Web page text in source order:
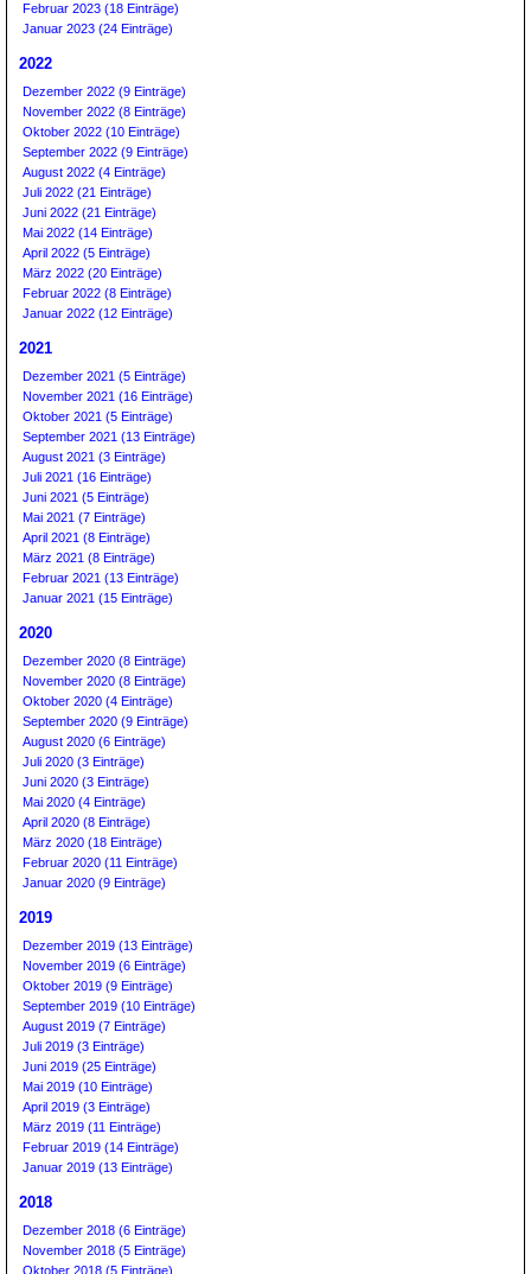
Februar 2023 (18 Einträge)
Januar 2023 (24 Einträge)
2022
Dezember 2022 (9 Einträge)
November 2022 (8 Einträge)
Oktober 2022 (10 Einträge)
September 2022 (9 Einträge)
August 2022 (4 Einträge)
Juli 2022 (21 Einträge)
Juni 2022 (21 Einträge)
Mai 2022 (14 Einträge)
April 2022 (5 Einträge)
März 2022 (20 Einträge)
Februar 2022 (8 Einträge)
Januar 2022 (12 Einträge)
2021
Dezember 2021 (5 Einträge)
November 2021 (16 Einträge)
Oktober 2021 (5 Einträge)
September 2021 (13 Einträge)
August 2021 (3 Einträge)
Juli 2021 (16 Einträge)
Juni 2021 (5 Einträge)
Mai 2021 (7 Einträge)
April 2021 (8 Einträge)
März 2021 (8 Einträge)
Februar 2021 (13 Einträge)
Januar 2021 (15 Einträge)
2020
Dezember 2020 (8 Einträge)
November 2020 (8 Einträge)
Oktober 2020 (4 Einträge)
September 2020 (9 Einträge)
August 2020 (6 Einträge)
Juli 2020 (3 Einträge)
Juni 2020 (3 Einträge)
Mai 2020 (4 Einträge)
April 2020 (8 Einträge)
März 2020 (18 Einträge)
Februar 2020 (11 Einträge)
Januar 2020 (9 Einträge)
2019
Dezember 2019 (13 Einträge)
November 2019 (6 Einträge)
Oktober 2019 (9 Einträge)
September 2019 (10 Einträge)
August 2019 (7 Einträge)
Juli 2019 (3 Einträge)
Juni 2019 (25 Einträge)
Mai 2019 (10 Einträge)
April 2019 (3 Einträge)
März 2019 (11 Einträge)
Februar 2019 (14 Einträge)
Januar 2019 (13 Einträge)
2018
Dezember 2018 (6 Einträge)
November 2018 (5 Einträge)
Oktober 2018 (5 Einträge)